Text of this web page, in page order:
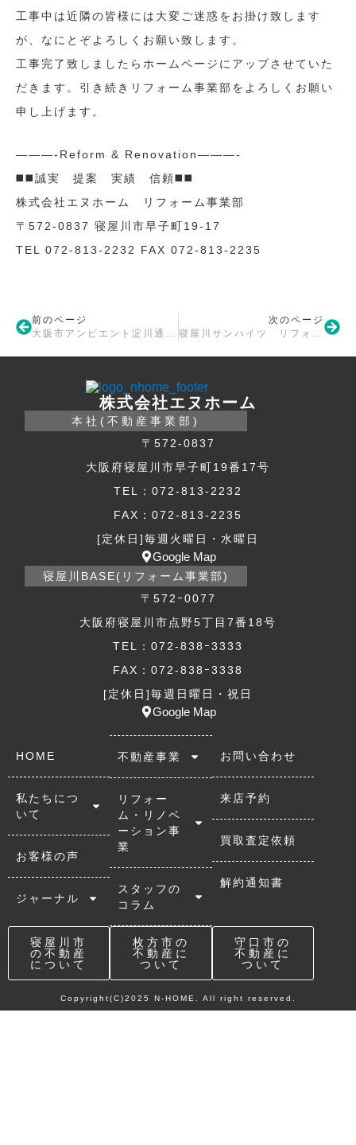
工事中は近隣の皆様には大変ご迷惑をお掛け致します
が、なにとぞよろしくお願い致します。
工事完了致しましたらホームページにアップさせていた
だきます。引き続きリフォーム事業部をよろしくお願い
申し上げます。
———-Reform & Renovation———-
◼️◼️誠実 提案 実績 信頼◼️◼️
株式会社エヌホーム リフォーム事業部
〒572-0837 寝屋川市早子町19-17
TEL 072-813-2232 FAX 072-813-2235
前のページ
次のページ
株式会社エヌホーム
本社(不動産事業部)
〒572-0837
大阪府寝屋川市早子町19番17号
TEL：072-813-2232
FAX：072-813-2235
[定休日]毎週火曜日・水曜日
Google Map
寝屋川BASE(リフォーム事業部)
〒572ｰ0077
大阪府寝屋川市点野5丁目7番18号
TEL：072-838ｰ3333
FAX：072-838ｰ3338
[定休日]毎週日曜日・祝日
Google Map
HOME
私たちにつ
いて
お客様の声
ジャーナル
不動産事業
リフォー
ム・リノベ
ーション事
業
スタッフの
コラム
お問い合わせ
来店予約
買取査定依頼
解約通知書
寝屋川市
の不動産
について
枚方市の
不動産に
ついて
守口市の
不動産に
ついて
Copyright(C)2025 N-HOME. All right reserved.